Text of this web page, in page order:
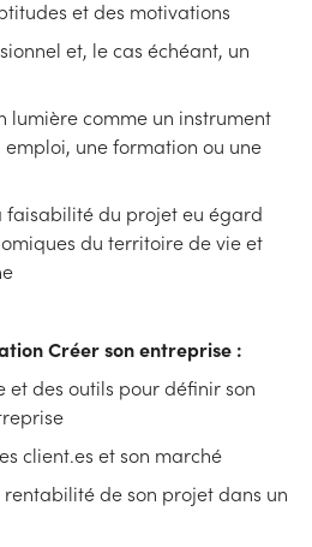
et des motivations
et, le cas échéant, un
lumière comme un instrument
une formation ou une
faisabilité du projet eu égard
du territoire de vie et
Créer son entreprise :
et des outils pour définir son
client.es et son marché
de son projet dans un